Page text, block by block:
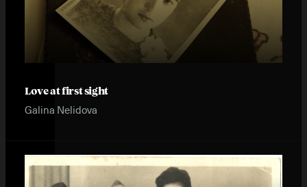
Love at first sight
Galina Nelidova